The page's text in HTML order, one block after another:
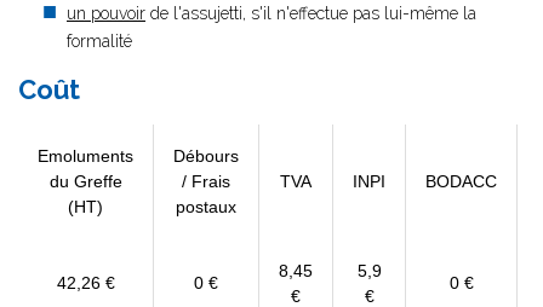
un pouvoir de l'assujetti, s'il n'effectue pas lui-même la
formalité
Coût
Emoluments
du Greffe
(HT)
Débours
/ Frais
postaux
TVA INPI BODACC
42,26 € 0 €
8,45
€
5,9
€
0 €